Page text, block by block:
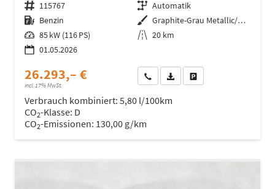
Fahrzeugnr. 115767 Getriebe Automatik
Kraftstoff Benzin Außenfarbe
Graphite-Grau Metallic/Grau
Leistung 85 kW (116 PS) Kilometerstand 20 km
01.05.2026
26.293,– €
incl. 17% MwSt.
Wir rufen Sie anFahrzeugexposé (PDF)
Verbrauch kombiniert: 5,80 l/100km
CO2-Klasse: D
CO2-Emissionen: 130,00 g/km